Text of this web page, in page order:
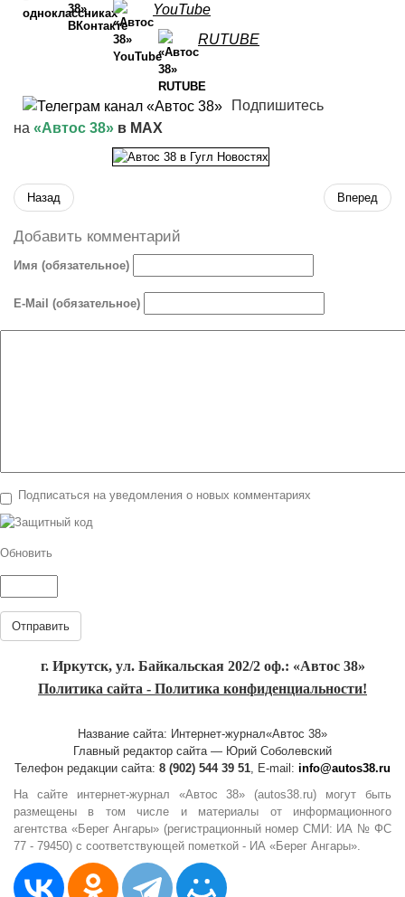
YouTube
RUTUBE
Подпишитесь
на «Автос 38» в MAX
Назад Вперед
Добавить комментарий
Имя (обязательное)
E-Mail (обязательное)
Подписаться на уведомления о новых комментариях
Обновить
Отправить
г. Иркутск, ул. Байкальская 202/2 оф.: «Автос 38»
Политика сайта - Политика конфиденциальности!
Название сайта: Интернет-журнал«Автос 38»
Главный редактор сайта — Юрий Соболевский
Телефон редакции сайта: 8 (902) 544 39 51, E-mail: info@autos38.ru
На сайте интернет-журнал «Автос 38» (autos38.ru) могут быть
размещены в том числе и материалы от информационного
агентства «Берег Ангары» (регистрационный номер СМИ: ИА № ФС
77 - 79450) с соответствующей пометкой - ИА «Берег Ангары».